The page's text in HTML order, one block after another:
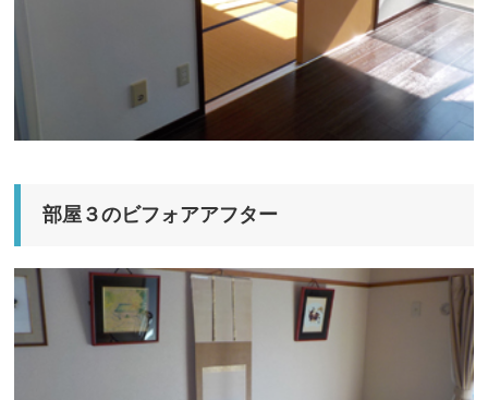
部屋３のビフォアアフター